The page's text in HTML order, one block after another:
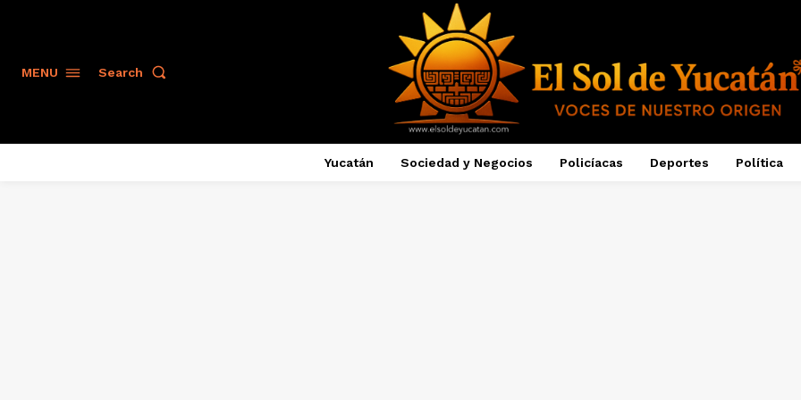
MENU Search
Yucatán Sociedad y Negocios Policíacas Deportes Política